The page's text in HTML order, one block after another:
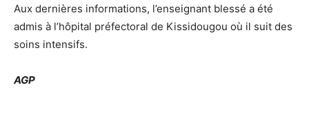
Aux dernières informations, l’enseignant blessé a été
admis à l’hôpital préfectoral de Kissidougou où il suit des
soins intensifs.
AGP